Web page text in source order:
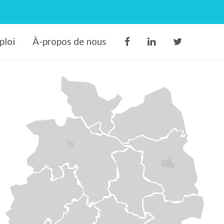
À-propos de nous